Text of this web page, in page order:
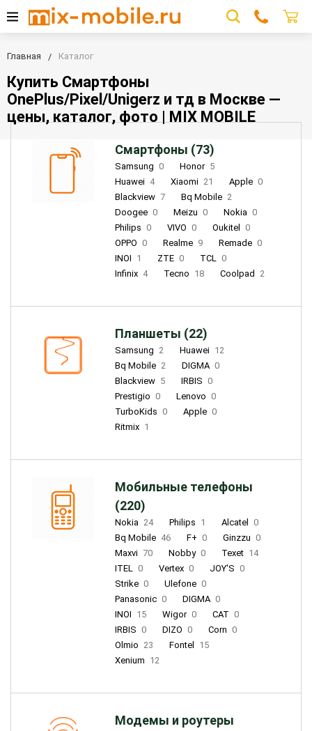
Главная Каталог
Купить Смартфоны
OnePlus/Pixel/Unigerz и тд в Москве —
цены, каталог, фото | MIX MOBILE
Смартфоны (73)
Samsung 0 Honor 5
Huawei 4 Xiaomi 21 Apple 0
Blackview 7 Bq Mobile 2
Doogee 0 Meizu 0 Nokia 0
Philips 0 VIVO 0 Oukitel
0
OPPO 0 Realme 9 Remade 0
INOI 1 ZTE 0 TCL 0
Infinix 4 Tecno 18 Coolpad 2
Планшеты (22)
Samsung 2 Huawei 12
Bq Mobile 2 DIGMA 0
Blackview 5 IRBIS 0
Prestigio 0 Lenovo 0
TurboKids 0 Apple 0
Ritmix 1
Мобильные телефоны
(220)
Nokia 24 Philips 1 Alcatel
0
Bq Mobile 46 F+ 0 Ginzzu 0
Maxvi 70 Nobby 0 Texet 14
ITEL 0 Vertex 0 JOY'S 0
Strike 0 Ulefone 0
Panasonic 0 DIGMA 0
INOI 15 Wigor 0 CAT 0
IRBIS 0 DIZO 0 Corn 0
Olmio 23 Fontel
15
Xenium 12
Модемы и роутеры